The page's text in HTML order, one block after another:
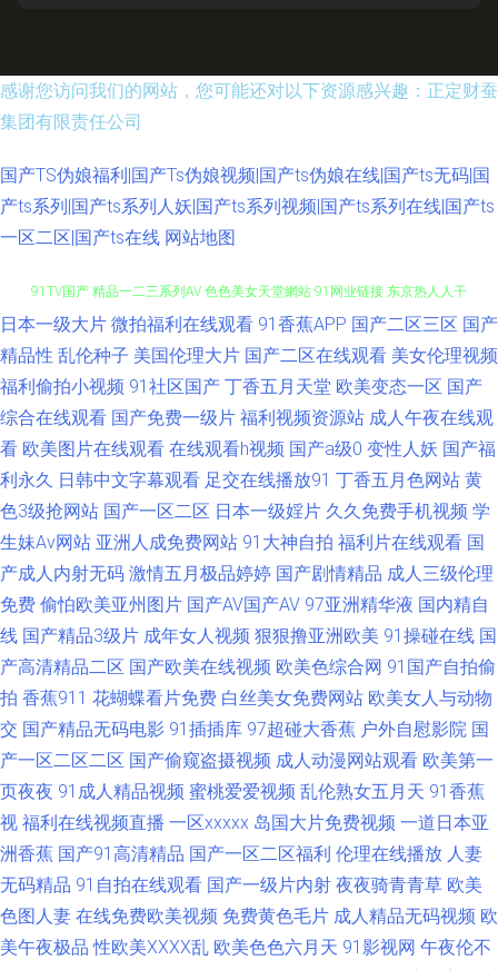
感谢您访问我们的网站，您可能还对以下资源感兴趣：正定财蚕
集团有限责任公司
国产TS伪娘福利|国产Ts伪娘视频|国产ts伪娘在线|国产ts无码|国
产ts系列|国产ts系列人妖|国产ts系列视频|国产ts系列在线|国产ts
一区二区|国产ts在线 网站地图
91精品国产99久久 亚洲强奸av 亚洲影音先锋资源 福利网址在线 91大神文轩
91TV国产 精品一二三系列AV 色色美女天堂網站 91网业链接 东京热人人干
色友福利影院社区91 老湿机福利社区 日韩亚洲欧美国产婷婷 激情寂寞影院
91黑丝美女在线用疑惑 黑丝网站 亚洲色福利天堂 欧美女性性交 91社区熟女
伊人在线成人 狠狠肏COM 91av赵恩静 日韩52页 久草视频福利在线 91社区
免费入口 三级片黄色免费看 av片官网 五月丁香最新资源 丰满少妇一区二区
亚洲激情高清av 男人的天堂黄色片 91无码超碰爱搞 日本av免费网 国产九九
品久久AV大香蕉 1024国产免费 69福利社不卡 91cn邎78 无码免费看 青青草
大香蕉一本道 九一社区在线观看 国产高潮精品久久 肏老司机 91性视频 91精
国产国产乱子伦 影音先锋看A片 三级色拉拉 欧美第一福利 国内肏屄在线观
看 韩国三级A片网址 福利网站老湿机 99精品性爱视频 91麻豆人妻有码中出
日本一级大片 微拍福利在线观看 91香蕉APP 国产二区三区 国产
精品性 乱伦种子 美国伦理大片 国产二区在线观看 美女伦理视频
福利偷拍小视频 91社区国产 丁香五月天堂 欧美变态一区 国产
综合在线观看 国产免费一级片 福利视频资源站 成人午夜在线观
看 欧美图片在线观看 在线观看h视频 国产a级0 变性人妖 国产福
利永久 日韩中文字幕观看 足交在线播放91 丁香五月色网站 黄
色3级抢网站 国产一区二区 日本一级婬片 久久免费手机视频 学
生妹Av网站 亚洲人成免费网站 91大神自拍 福利片在线观看 国
产成人内射无码 激情五月极品婷婷 国产剧情精品 成人三级伦理
免费 偷怕欧美亚州图片 国产AV国产AV 97亚洲精华液 国内精自
线 国产精品3级片 成年女人视频 狠狠撸亚洲欧美 91操碰在线 国
产高清精品二区 国产欧美在线视频 欧美色综合网 91国产自拍偷
拍 香蕉911 花蝴蝶看片免费 白丝美女免费网站 欧美女人与动物
交 国产精品无码电影 91插插库 97超碰大香蕉 户外自慰影院 国
产一区二区二区 国产偷窥盗摄视频 成人动漫网站观看 欧美第一
页夜夜 91成人精品视频 蜜桃爱爱视频 乱伦熟女五月天 91香蕉
视 福利在线视频直播 一区xxxxx 岛国大片免费视频 一道日本亚
洲香蕉 国产91高清精品 国产一区二区福利 伦理在线播放 人妻
无码精品 91自拍在线观看 国产一级片内射 夜夜骑青青草 欧美
色图人妻 在线免费欧美视频 免费黄色毛片 成人精品无码视频 欧
美午夜极品 性欧美ⅩⅩⅩⅩ乱 欧美色色六月天 91影视网 午夜伦不